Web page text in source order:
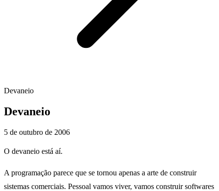
Devaneio
Devaneio
5 de outubro de 2006
O devaneio está aí.
A programação parece que se tornou apenas a arte de construir
sistemas comerciais. Pessoal vamos viver, vamos construir softwares